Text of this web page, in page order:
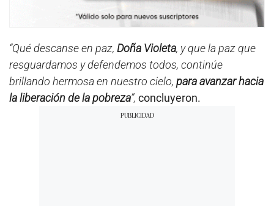
“Qué descanse en paz, Doña Violeta, y que la paz que
resguardamos y defendemos todos, continúe
brillando hermosa en nuestro cielo, para avanzar hacia
la liberación de la pobreza”, concluyeron.